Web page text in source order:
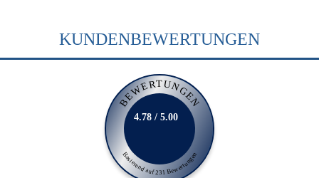
KUNDENBEWERTUNGEN
BEWERTUNGEN
Basierend auf 231 Bewertungen
4.78 / 5.00